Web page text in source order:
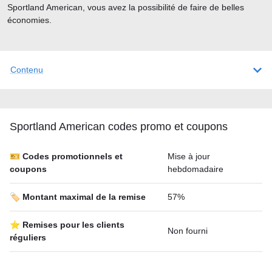
Contenu
Sportland American codes promo et coupons
🎫 Codes promotionnels et
coupons
Mise à jour
hebdomadaire
🏷️ Montant maximal de la remise 57%
⭐ Remises pour les clients
réguliers
Non fourni
Sportland American, vous avez la possibilité de faire de belles
économies.